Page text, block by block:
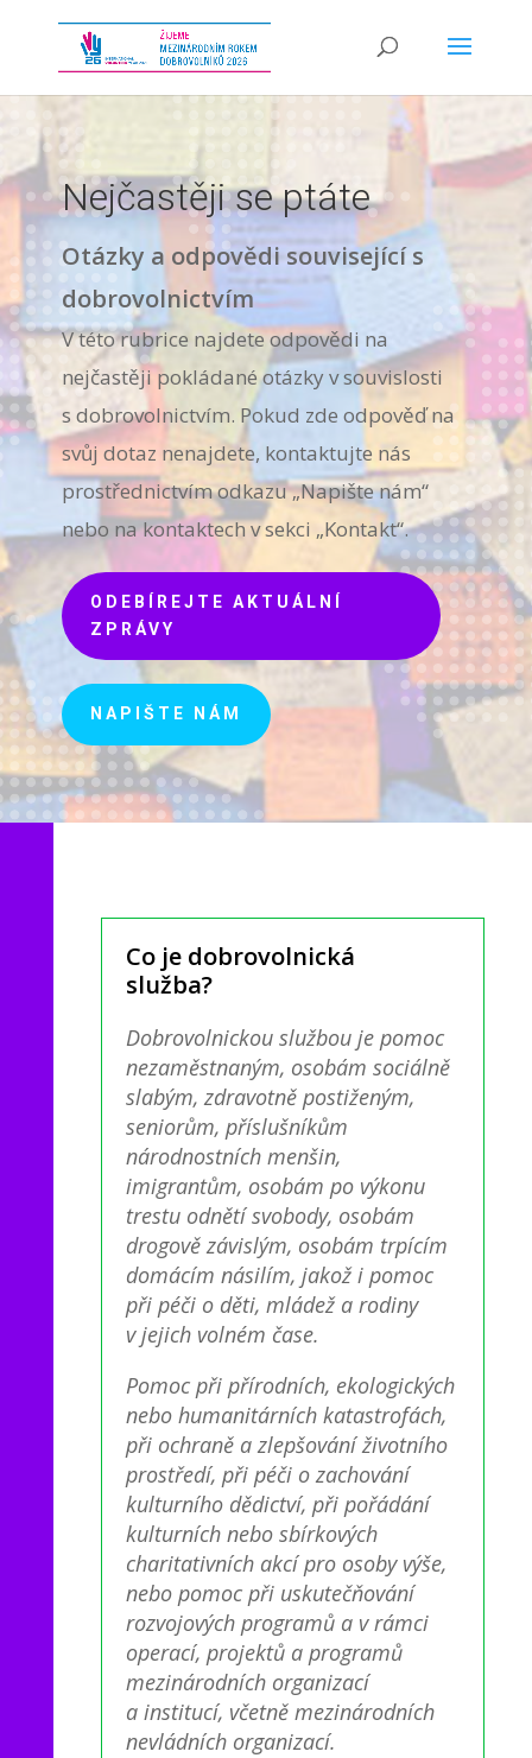
Nejčastěji se ptáte
Otázky a odpovědi související s
dobrovolnictvím
V této rubrice najdete odpovědi na
nejčastěji pokládané otázky v souvislosti
s dobrovolnictvím. Pokud zde odpověď na
svůj dotaz nenajdete, kontaktujte nás
prostřednictvím odkazu „Napište nám“
nebo na kontaktech v sekci „Kontakt“.
ODEBÍREJTE AKTUÁLNÍ
ZPRÁVY
NAPIŠTE NÁM
Co je dobrovolnická
služba?
Dobrovolnickou službou je pomoc
nezaměstnaným, osobám sociálně
slabým, zdravotně postiženým,
seniorům, příslušníkům
národnostních menšin,
imigrantům, osobám po výkonu
trestu odnětí svobody, osobám
drogově závislým, osobám trpícím
domácím násilím, jakož i pomoc
při péči o děti, mládež a rodiny
v jejich volném čase.
Pomoc při přírodních, ekologických
nebo humanitárních katastrofách,
při ochraně a zlepšování životního
prostředí, při péči o zachování
kulturního dědictví, při pořádání
kulturních nebo sbírkových
charitativních akcí pro osoby výše,
nebo pomoc při uskutečňování
rozvojových programů a v rámci
operací, projektů a programů
mezinárodních organizací
a institucí, včetně mezinárodních
nevládních organizací.